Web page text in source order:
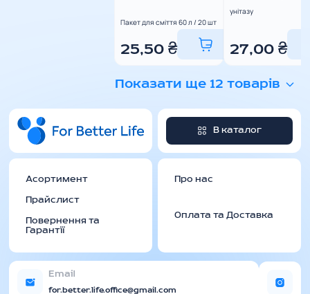
Пакет для сміття 60 л / 20 шт
25,50₴
унітазу
27,00 ₴
Показати ще 12 товарів
В каталог
Асортимент
Прайслист
Повернення та
Гарантії
Про нас
Оплата та Доставка
Email
for.better.life.office@gmail.com